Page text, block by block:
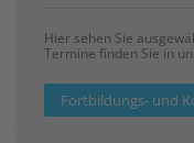
Hier sehen Sie
Termine finden Sie in
Fortbildungs- und